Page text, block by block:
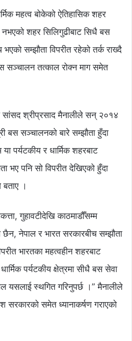
महत्व बोकेको ऐतिहासिक शहर
नभएको शहर सिलिगुढीबाट सिधै बस
सम्झौता विपरीत रहेको तर्क राख्दै
सञ्चालन तत्काल रोक्न माग समेत
सांसद श्रीप्रसाद मैनालीले सन् २०१४
बस सञ्चालनको बारे सम्झौता हुँदा
पर्यटकीय र धार्मिक शहरबाट
भए पनि सो विपरीत देखिएको हुँदा
बताए ।
गुहावटीदेखि काठमाडौँसम्म
छैन, नेपाल र भारत सरकारबीच सम्झौता
भारतका महत्वहीन शहरबाट
पर्यटकीय क्षेत्रमा सीधै बस सेवा
यसलाई स्थगित गरिनुपर्छ ।” मैनालीले
सरकारको समेत ध्यानाकर्षण गराएको